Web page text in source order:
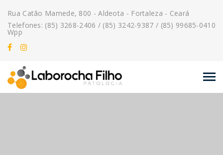
Rua Catão Mamede, 800 - Aldeota - Fortaleza - Ceará
Telefones: (85) 3268-2406 / (85) 3242-9387 / (85) 99685-0410
Wpp